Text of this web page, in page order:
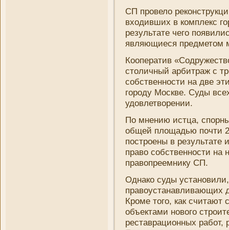
СП провело
входивших в комплекс
результате чего
являющиеся предметом
Кооператив
столичный арбитраж с
собственности на две
городу Москве. Суды
удовлетворени­и.
По мнени­ю истца,
общей площадью почти
построены в результате
право собственности на
правопреемни­ку СП.
Однако суды
правоустанавливающих
Кроме того, как
объектами нового
реставрационных